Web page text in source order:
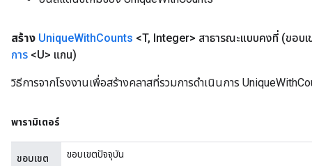
สร้าง UniqueWithCounts <T, Integer> สาธารณะแบบคงที่ (ขอบ
การ <U> แกน)
วิธีการจากโรงงานเพื่อสร้างคลาสที่รวมการดำเนินการ
พารามิเตอร์
ขอบเขต ขอบเขตปัจจุบัน